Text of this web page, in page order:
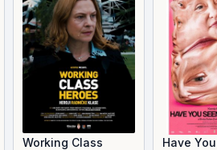
Working Class
Have